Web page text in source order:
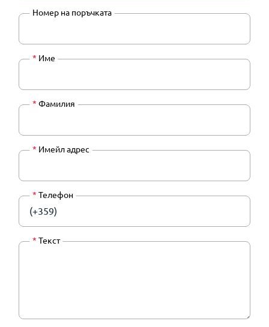
Номер на поръчката
* Име
* Фамилия
* Имейл адрес
* Телефон
(+359)
* Текст